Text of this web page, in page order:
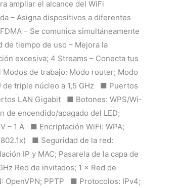
ampliar el alcance del WiFi
– Asigna dispositivos a diferentes
– Se comunica simultáneamente
de tiempo de uso – Mejora la
excesiva; 4 Streams – Conecta tus
de trabajo: Modo router; Modo
triple núcleo a 1,5 GHz ■ Puertos
LAN Gigabit ■ Botones: WPS/Wi-
de encendido/apagado del LED;
– 1 A ■ Encriptación WiFi: WPA;
■ Seguridad de la red:
IP y MAC; Pasarela de la capa de
Red de invitados; 1 × Red de
PPTP ■ Protocolos: IPv4;